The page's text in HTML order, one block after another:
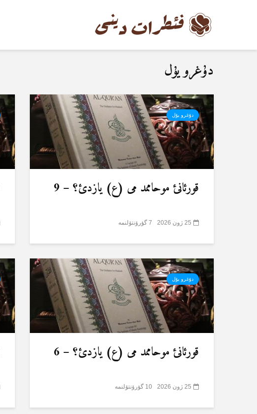
دۇغرو یۇل
دۇغرو یۇل
قورئانئ موحاممد می (ع) یازدئ؟ – 9
25 ژون 2026 7 گؤرۆنتۆلنمە
دۇغرو یۇل
قورئانئ موحاممد می (ع) یازدئ؟ – 6
25 ژون 2026 10 گؤرۆنتۆلنمە